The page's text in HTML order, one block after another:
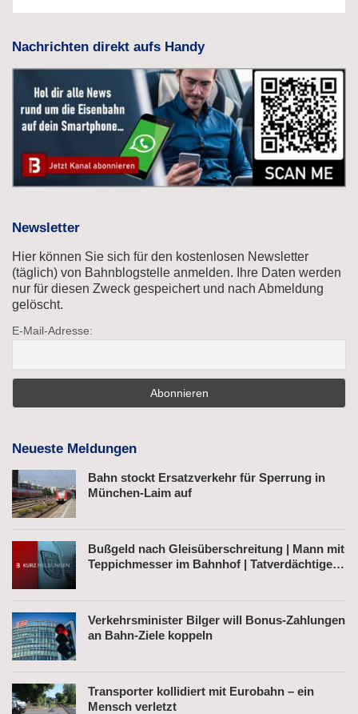
Nachrichten direkt aufs Handy
Newsletter
Hier können Sie sich für den kostenlosen Newsletter
(täglich) von Bahnblogstelle anmelden. Ihre Daten werden
nur für diesen Zweck gespeichert und nach Abmeldung
gelöscht.
E-Mail-Adresse:
Neueste Meldungen
Bahn stockt Ersatzverkehr für Sperrung in
München-Laim auf
Bußgeld nach Gleisüberschreitung | Mann mit
Teppichmesser im Bahnhof | Tatverdächtiger
Verkehrsminister Bilger will Bonus-Zahlungen
an Bahn-Ziele koppeln
Transporter kollidiert mit Eurobahn – ein
Mensch verletzt